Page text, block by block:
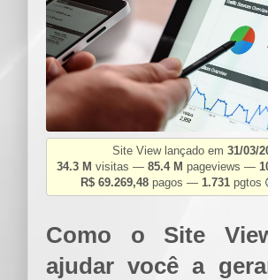
Site View lançado em 31/03/
34.3 M visitas — 85.4 M pageviews —
R$ 69.269,48 pagos —1.731 pgtos
Como o Site
ajudar você a